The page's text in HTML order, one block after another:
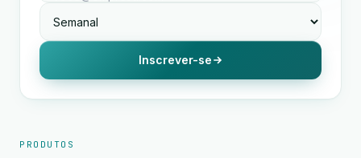
Inscrever-se
PRODUTOS